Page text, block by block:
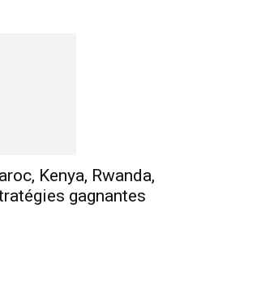
Kenya, Rwanda,
gagnantes